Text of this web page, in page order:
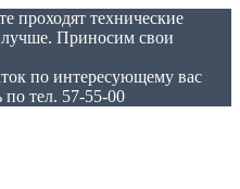
проходят технические
Приносим свои
по интересующему вас
по тел. 57-55-00